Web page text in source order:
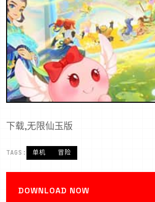
下载,无限仙玉版
TAGS: 单机 冒险
DOWNLOAD NOW